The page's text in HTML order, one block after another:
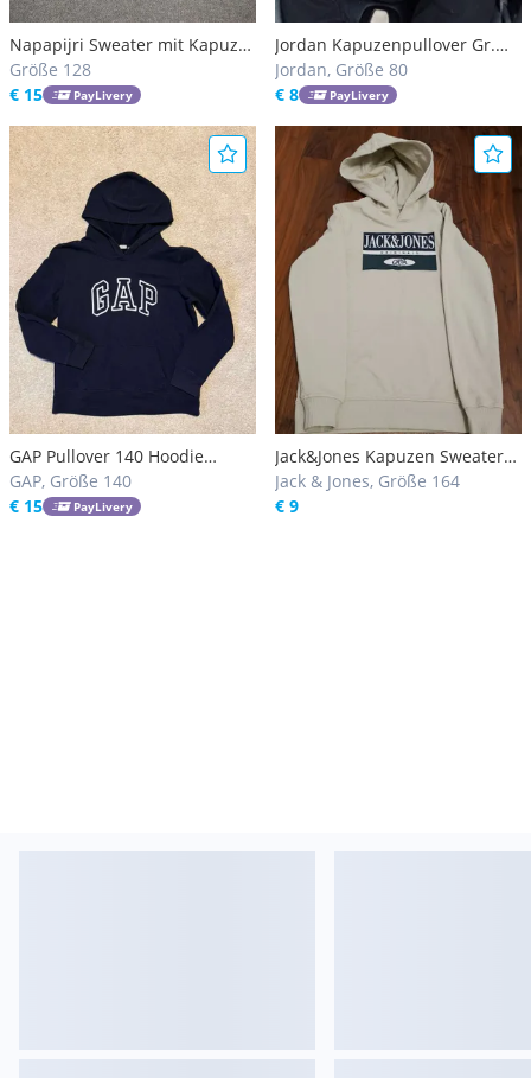
Napapijri Sweater mit Kapuze
grau Gr.128-134 w. Neu!
Größe 128
€ 15
PayLivery
Jordan Kapuzenpullover Gr.
74/80
Jordan, Größe 80
€ 8
PayLivery
GAP Pullover 140 Hoodie
Skater Kapuze
GAP, Größe 140
€ 15
PayLivery
Jack&Jones Kapuzen Sweater
Gr164
Jack & Jones, Größe 164
€ 9